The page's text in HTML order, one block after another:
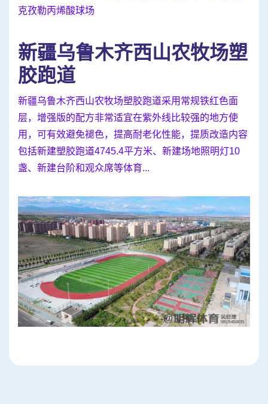
克孜勒丙烯酸球场
新疆乌鲁木齐西山农牧场塑
胶跑道
新疆乌鲁木齐西山农牧场塑胶跑道采用常规铁红色面
层，增强版的配方非常适宜在紫外线比较强的地方使
用，可有效避免褪色，提高耐老化性能，提质改造内容
包括新建塑胶跑道4745.4平方米、新建场地照明灯10
盏、新建台阶和观众席等体育...